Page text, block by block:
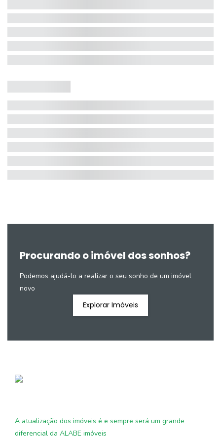
Procurando o imóvel dos sonhos?
Podemos ajudá-lo a realizar o seu sonho de um imóvel
novo
Explorar Imóveis
A atualização dos imóveis é e sempre será um grande
diferencial da ALABE imóveis